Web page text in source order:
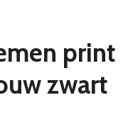
print
zwart